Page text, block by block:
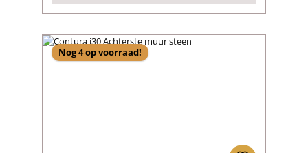
Nog 4 op voorraad!